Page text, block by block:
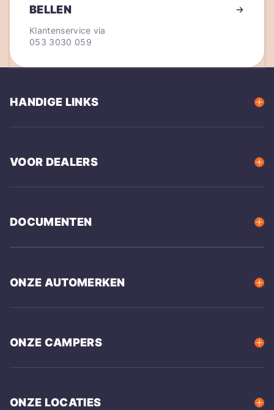
BELLEN
Klantenservice via
053 3030 059
HANDIGE LINKS
VOOR DEALERS
DOCUMENTEN
ONZE AUTOMERKEN
ONZE CAMPERS
ONZE LOCATIES